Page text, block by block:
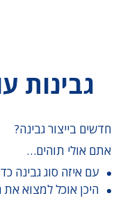
גבינות
חדשים בייצור גבינה?
אתם אולי תוהים…
עם איזה סוג גבינה
היכן אוכל למצוא